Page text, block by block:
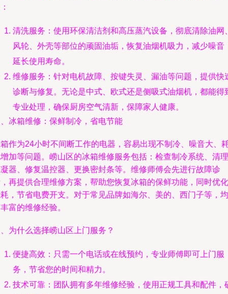
清洗服务：使用环保清洁剂和高压蒸汽设备，彻底清除油网
风轮、外壳等部位的顽固油垢，恢复油烟机吸力，减少噪音
延长使用寿命。
维修服务：针对电机故障、按键失灵、漏油等问题，提供快
诊断与修复。无论是中式、欧式还是侧吸式油烟机，都能得
专业处理，确保厨房空气清新，保障家人健康。
冰箱维修：保鲜制冷，省电节能
作为24小时不间断工作的电器，容易出现不制冷、噪音大、
加等问题。崂山区的冰箱维修服务包括：检查制冷系统、清理
器、修复温控器、更换密封条等。维修师傅会先进行故障诊
再提供合理维修方案，帮助您恢复冰箱的保鲜功能，同时优化
，节省电费开支。对于常见品牌如海尔、美的、西门子等，均
富的维修经验。
为什么选择崂山区上门服务？
便捷高效：只需一个电话或在线预约，专业师傅即可上门服
务，节省您的时间和精力。
技术可靠：团队拥有多年维修经验，使用正规工具和配件，